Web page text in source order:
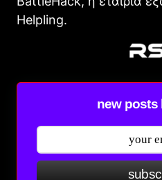
Helpling.
new posts